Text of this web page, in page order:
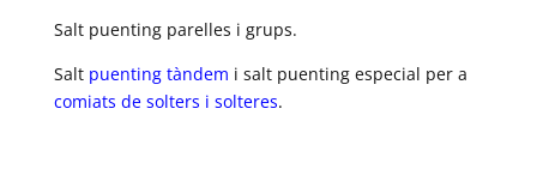
Salt puenting parelles i grups.
Salt puenting tàndem i salt puenting especial per a
comiats de solters i solteres.